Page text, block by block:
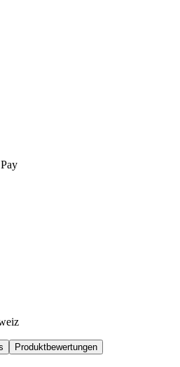
Produktbewertungen